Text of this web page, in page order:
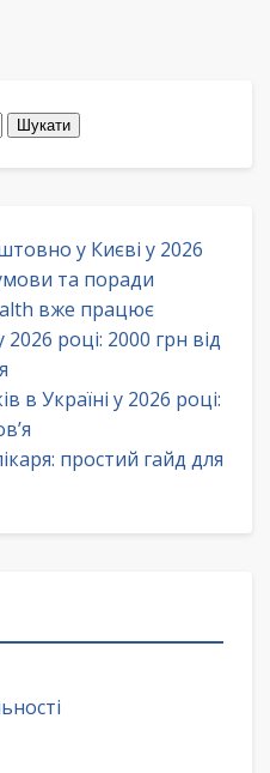
у Києві у 2026
та поради
вже працює
році: 2000 грн від
в Україні у 2026 році:
простий гайд для